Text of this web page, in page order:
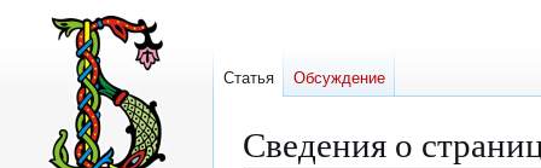
Сведения о
Статья Обсуждение